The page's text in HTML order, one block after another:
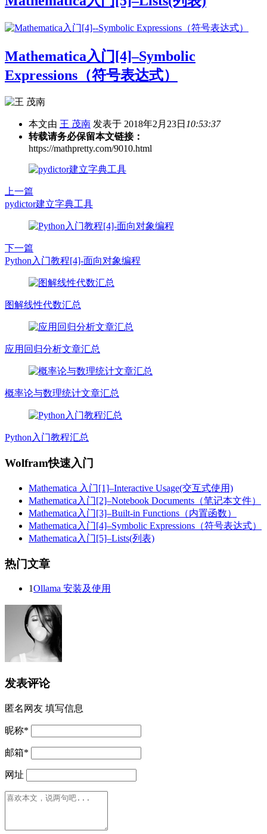
Mathematica入门[4]–Symbolic
Expressions（符号表达式）
本文由 王 茂南 发表于 2018年2月23日 10:53:37
转载请务必保留本文链接：
https://mathpretty.com/9010.html
上一篇
pydictor建立字典工具
下一篇
Python入门教程[4]-面向对象编程
图解线性代数汇总
应用回归分析文章汇总
概率论与数理统计文章汇总
Python入门教程汇总
Wolfram快速入门
Mathematica 入门[1]–Interactive Usage(交互式使用)
Mathematica入门[2]–Notebook Documents（笔记本文件）
Mathematica入门[3]–Built-in Functions（内置函数）
Mathematica入门[4]–Symbolic Expressions（符号表达式）
Mathematica入门[5]–Lists(列表)
热门文章
1Ollama 安装及使用
发表评论
匿名网友 填写信息
昵称*
邮箱*
网址